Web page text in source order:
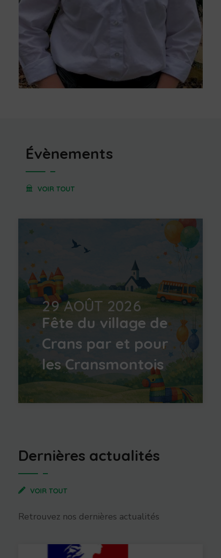
Évènements
VOIR TOUT
29 AOÛT 2026
Fête du village de
Crans par et pour
les Cransmontois
Dernières actualités
VOIR TOUT
Retrouvez nos dernières actualités